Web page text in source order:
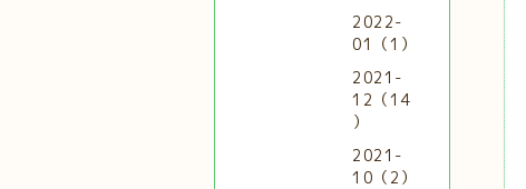
2022-
01（1）
2021-
12（14
）
2021-
10（2）